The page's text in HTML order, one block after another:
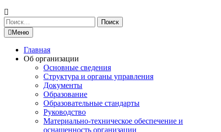
Найти:
Меню
Главная
Об организации
Основные сведения
Структура и органы управления
Документы
Образование
Образовательные стандарты
Руководство
Материально-техническое обеспечение и
оснащенность организации